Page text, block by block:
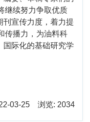
继续努力争取优质
刊宣传力度，着力提
传播力，为油料科
国际化的基础研究学
03-25 浏览: 2034